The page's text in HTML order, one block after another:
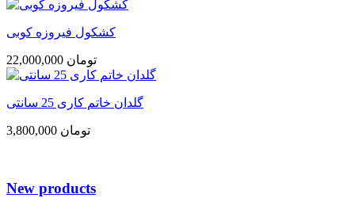
کشکول فیروزه کوبی
22,000,000 تومان
گلدان خاتم کاری 25 سانتی
3,800,000 تومان
New products